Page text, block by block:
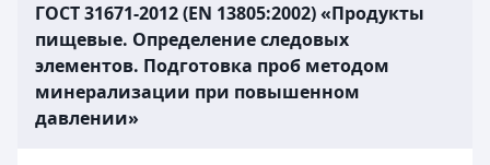
ГОСТ 31671-2012 (EN 13805:2002) «Продукты
пищевые. Определение следовых
элементов. Подготовка проб методом
минерализации при повышенном
давлении»